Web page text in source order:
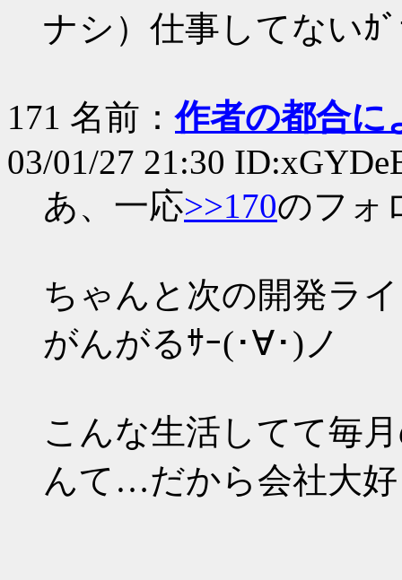
ナシ）仕事してないｶ
171 名前：作者の都合に
03/01/27 21:30
あ、一応>>170のフォ
ちゃんと次の開発ラ
がんがるｻｰ(･∀･)ノ
こんな生活してて毎
んて…だから会社大